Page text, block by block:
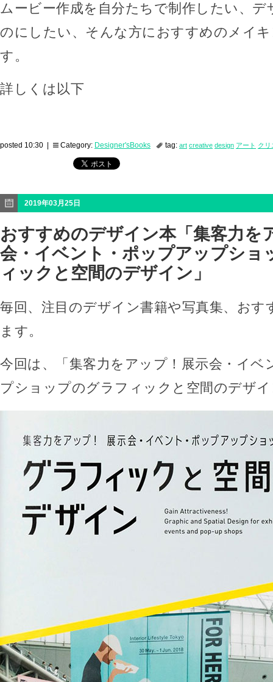
ムービー作成を自分たちで制作したい、
のにしたい、そんな方におすすめのメイ
す。
詳しくは以下
posted 10:30 | Category: Designer'sBooks tag: art creative design アート クリ
2019年03月25日
おすすめのデザイン本「集客力を
会・イベント・ポップアップショ
ィックと空間のデザイン」
毎回、注目のデザイン書籍や写真集、おす
ます。
今回は、「集客力をアップ！展示会・イベ
プショップのグラフィックと空間のデザ